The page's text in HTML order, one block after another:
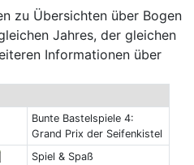
zu Übersichten über Bogen
Jahres, der gleichen
Informationen über
Bunte Bastelspiele 4:
Grand Prix der Seifenkistel
Spiel & Spaß